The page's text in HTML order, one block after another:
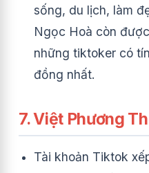
sống, du lịch, làm
Ngọc Hoà còn
những tiktoker có
đồng nhất.
7. Việt Phương
Tài khoản Tiktok